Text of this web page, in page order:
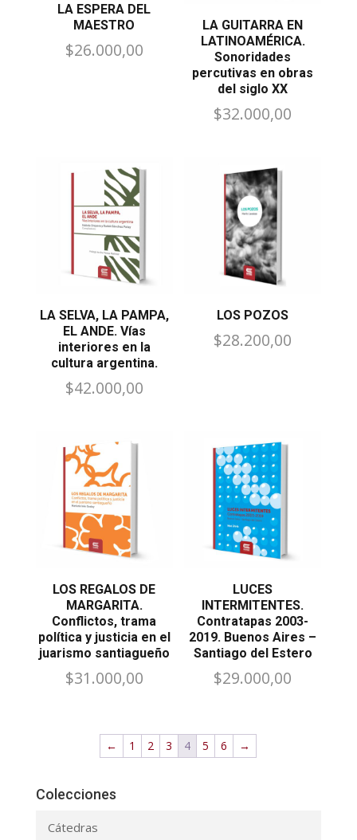
LA ESPERA DEL
MAESTRO
$26.000,00
LA GUITARRA EN
LATINOAMÉRICA.
Sonoridades
percutivas en obras
del siglo XX
$32.000,00
LA SELVA, LA PAMPA,
EL ANDE. Vías
interiores en la
cultura argentina.
$42.000,00
LOS POZOS
$28.200,00
LOS REGALOS DE
MARGARITA.
Conflictos, trama
política y justicia en el
juarismo santiagueño
$31.000,00
LUCES
INTERMITENTES.
Contratapas 2003-
2019. Buenos Aires –
Santiago del Estero
$29.000,00
← 1 2 3 4 5 6 →
Colecciones
Cátedras